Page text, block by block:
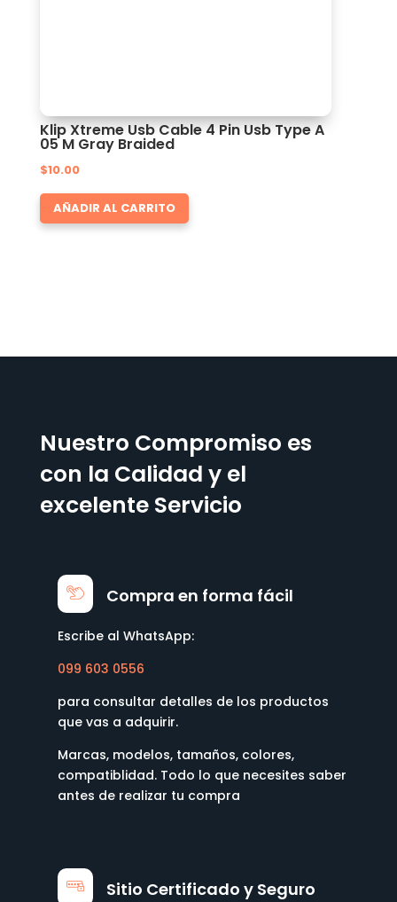
Klip Xtreme Usb Cable 4 Pin Usb Type A
05 M Gray Braided
$
AÑADIR AL CARRITO
Nuestro Compromiso es
con la Calidad y el
excelente Servicio
Compra en forma fácil
Escribe al WhatsApp:
099 603 0556
para consultar detalles de los productos
que vas a adquirir.
Marcas, modelos, tamaños, colores,
compatiblidad. Todo lo que necesites saber
antes de realizar tu compra
Sitio Certificado y Seguro